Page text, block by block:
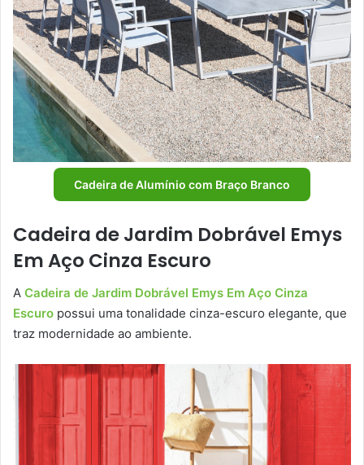
Cadeira de Alumínio com Braço Branco
Cadeira de Jardim Dobrável Emys
Em Aço Cinza Escuro
A Cadeira de Jardim Dobrável Emys Em Aço Cinza
Escuro possui uma tonalidade cinza-escuro elegante, que
traz modernidade ao ambiente.